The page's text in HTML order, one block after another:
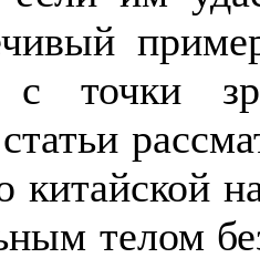
с точки
китайской
телом